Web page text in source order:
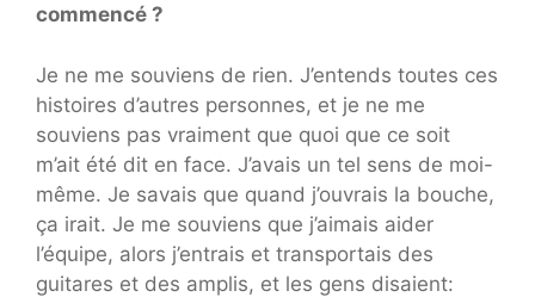
commencé ?
Je ne me souviens de rien. J’entends toutes ces
histoires d’autres personnes, et je ne me
souviens pas vraiment que quoi que ce soit
m’ait été dit en face. J’avais un tel sens de moi-
même. Je savais que quand j’ouvrais la bouche,
ça irait. Je me souviens que j’aimais aider
l’équipe, alors j’entrais et transportais des
guitares et des amplis, et les gens disaient: